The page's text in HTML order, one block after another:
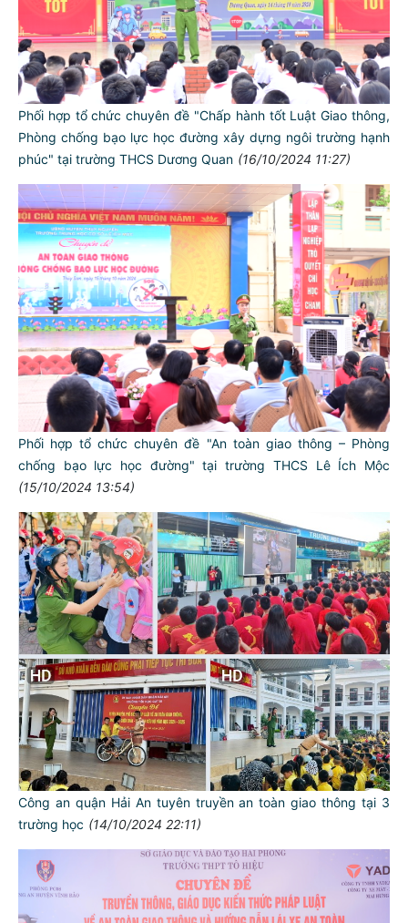
Phối hợp tổ chức chuyên đề "Chấp hành tốt Luật Giao thông,
Phòng chống bạo lực học đường xây dựng ngôi trường hạnh
phúc" tại trường THCS Dương Quan (16/10/2024 11:27)
Phối hợp tổ chức chuyên đề "An toàn giao thông – Phòng
chống bạo lực học đường" tại trường THCS Lê Ích Mộc
(15/10/2024 13:54)
Công an quận Hải An tuyên truyền an toàn giao thông tại 3
trường học (14/10/2024 22:11)